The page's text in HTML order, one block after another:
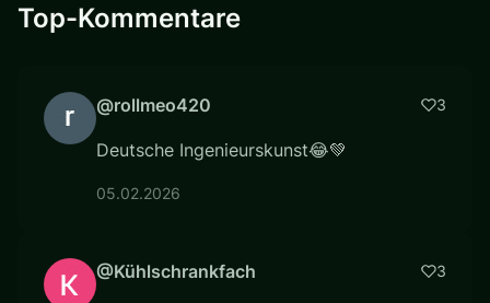
Top-Kommentare
@rollmeo420 3
Deutsche Ingenieurskunst😂💚
05.02.2026
@Kühlschrankfach 3